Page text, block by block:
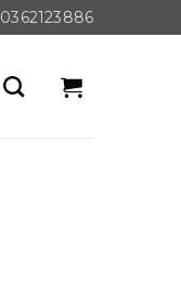
0362123886